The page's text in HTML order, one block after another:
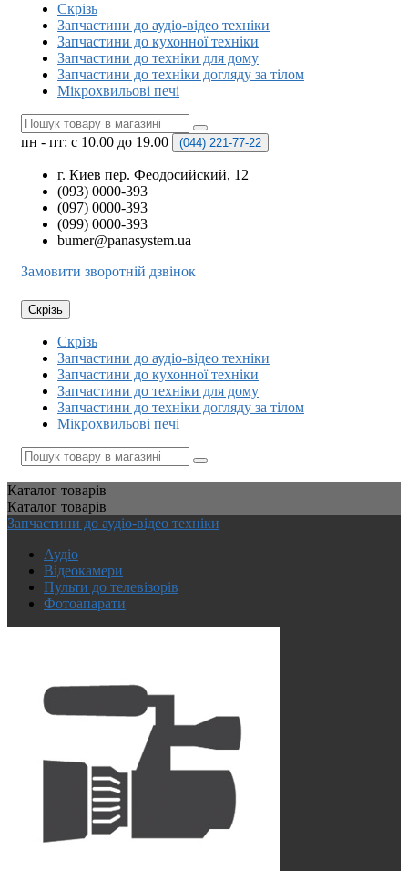
Скрізь
Запчастини до аудіо-відео техніки
Запчастини до кухонної техніки
Запчастини до техніки для дому
Запчастини до техніки догляду за тілом
Мікрохвильові печі
пн - пт: с 10.00 до 19.00 (044) 221-77-22
г. Киев пер. Феодосийский, 12
(093) 0000-393
(097) 0000-393
(099) 0000-393
bumer@panasystem.ua
Замовити зворотній дзвінок
Скрізь
Скрізь
Запчастини до аудіо-відео техніки
Запчастини до кухонної техніки
Запчастини до техніки для дому
Запчастини до техніки догляду за тілом
Мікрохвильові печі
Каталог товарів
Каталог товарів
Запчастини до аудіо-відео техніки
Аудіо
Відеокамери
Пульти до телевізорів
Фотоапарати